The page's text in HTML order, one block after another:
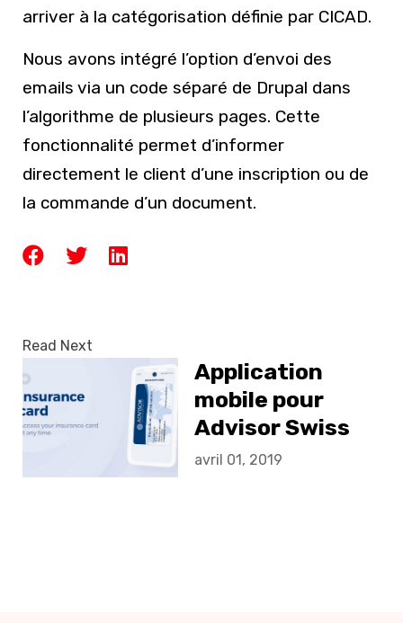
arriver à la catégorisation définie par CICAD.
Nous avons intégré l’option d’envoi des
emails via un code séparé de Drupal dans
l’algorithme de plusieurs pages. Cette
fonctionnalité permet d’informer
directement le client d’une inscription ou de
la commande d’un document.
Read Next
Application
mobile pour
Advisor Swiss
Insurance
avril 01, 2019